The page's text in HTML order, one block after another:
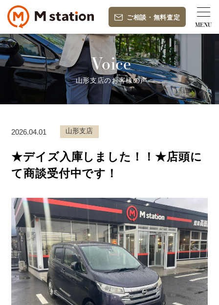
ご相談 ・ 無料査定
Voice
山形支店のお客様の声
2026.04.01 山形支店
★デイズ入庫しました！！★店頭に
て商談受付中です！